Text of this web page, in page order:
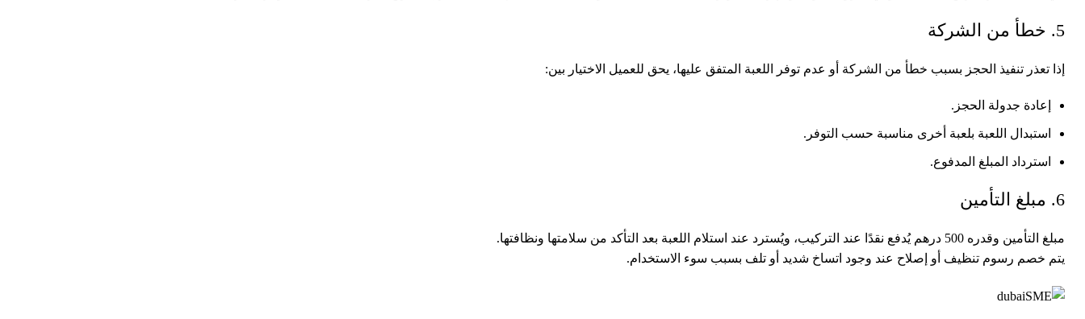
5. خطأ من الشركة
إذا تعذر تنفيذ الحجز بسبب خطأ من الشركة أو عدم توفر اللعبة المتفق عليها، يحق للعميل الاختيار بين:
إعادة جدولة الحجز.
استبدال اللعبة بلعبة أخرى مناسبة حسب التوفر.
استرداد المبلغ المدفوع.
6. مبلغ التأمين
مبلغ التأمين وقدره 500 درهم يُدفع نقدًا عند التركيب، ويُسترد عند استلام اللعبة بعد التأكد من سلامتها ونظافتها.
يتم خصم رسوم تنظيف أو إصلاح عند وجود اتساخ شديد أو تلف بسبب سوء الاستخدام.